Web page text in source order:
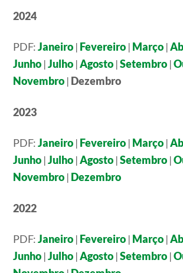
2024
PDF:Janeiro | Fevereiro | Março |
Junho |Julho |Agosto |Setembro |
Novembro | Dezembro
2023
PDF:Janeiro | Fevereiro | Março |
Junho |Julho |Agosto |Setembro |
Novembro | Dezembro
2022
PDF:Janeiro | Fevereiro | Março |
Junho |Julho |Agosto |Setembro |